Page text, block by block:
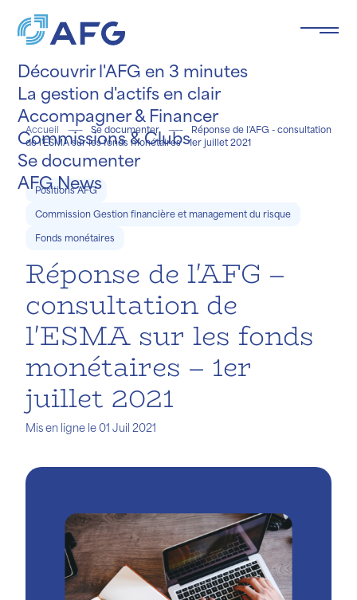
Découvrir l'AFG en 3 minutes
La gestion d'actifs en clair
Accompagner & Financer
Commissions & Clubs
Se documenter
AFG News
Accueil Se documenter
Réponse de l'AFG - consultation
de l'ESMA sur les fonds monétaires - 1er juillet 2021
Positions AFG
Commission Gestion financière et management du risque
Fonds monétaires
Réponse de l'AFG –
consultation de
l'ESMA sur les fonds
monétaires – 1er
juillet 2021
Mis en ligne le 01 Juil 2021